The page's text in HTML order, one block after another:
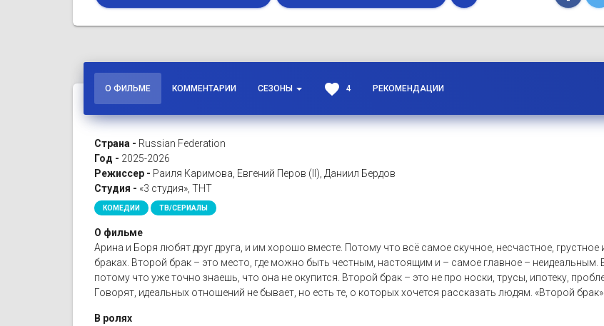
О ФИЛЬМЕ КОММЕНТАРИИ СЕЗОНЫ favorite 4 РЕКОМЕНДАЦИИ
Страна - Russian Federation
Год - 2025-2026
Режиссер - Раиля Каримова, Евгений Перов (II), Даниил Бердов
Студия - «3 студия», ТНТ
КОМЕДИИ ТВ/СЕРИАЛЫ
О фильме
Арина и Боря любят друг друга, и им хорошо вместе. Потому что всё самое скучное, несчастное,
браках. Второй брак – это место, где можно быть честным, настоящим и – самое главное –
потому что уже точно знаешь, что она не окупится. Второй брак – это не про носки, трусы, ипотеку,
Говорят, идеальных отношений не бывает, но есть те, о которых хочется рассказать людям. «Второй
В ролях